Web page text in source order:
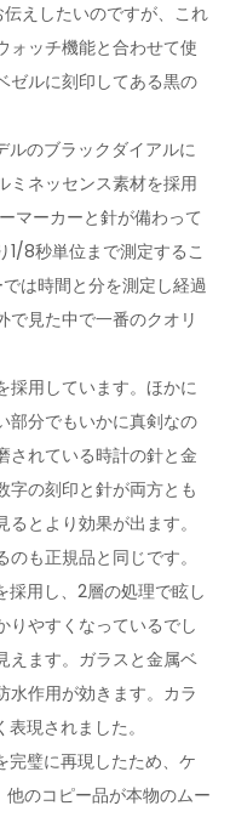
えしたいのですが、これ
ォッチ機能と合わせて使
ゼルに刻印してある黒の
ルのブラックダイアルに
ミネッセンス素材を採用
マーカーと針が備わって
1/8秒単位まで測定するこ
は時間と分を測定し経過
で見た中で一番のクオリ
採用しています。ほかに
部分でもいかに真剣なの
されている時計の針と金
字の刻印と針が両方とも
とより効果が出ます。
も正規品と同じです。
採用し、2層の処理で眩し
りやすくなっているでし
えます。ガラスと金属ベ
水作用が効きます。カラ
現されました。
完璧に再現したため、ケ
のコピー品が本物のムー